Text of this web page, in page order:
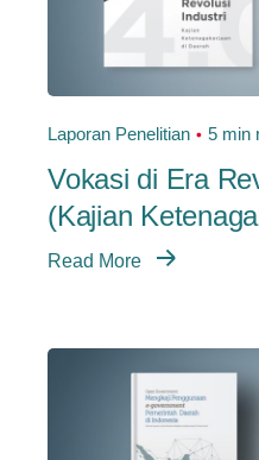
Laporan Penelitian 5 min
Vokasi di Era
(Kajian
Read More